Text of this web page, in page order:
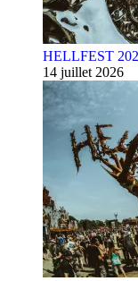
HELLFEST
14 juillet 2026